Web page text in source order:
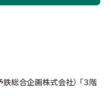
総合企画株式会社） 「３階